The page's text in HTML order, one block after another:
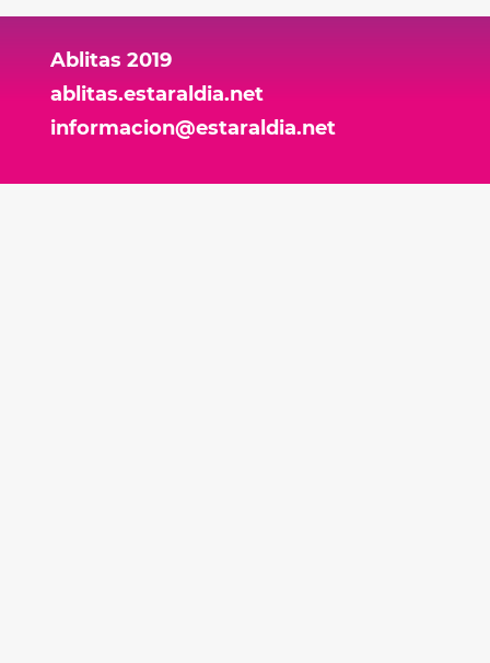
Ablitas 2019
ablitas.estaraldia.net
informacion@estaraldia.net